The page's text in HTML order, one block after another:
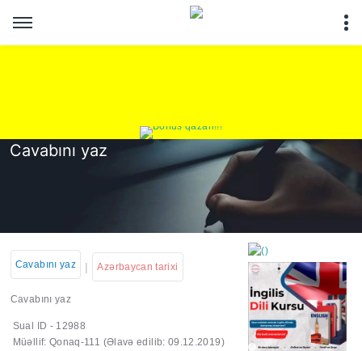
Cavabını yaz
Cavabını yaz | Azərbaycan tarixi
Cavabını yaz
Sual ID - 12988
Müəllif: Qonaq-111 (Əlavə edilib: 09.12.2019)
https://wa.me/